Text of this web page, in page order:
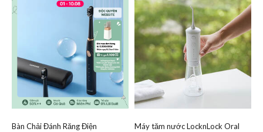
Bàn Chải Đánh Răng Điện
Máy tăm nước LocknLock Oral